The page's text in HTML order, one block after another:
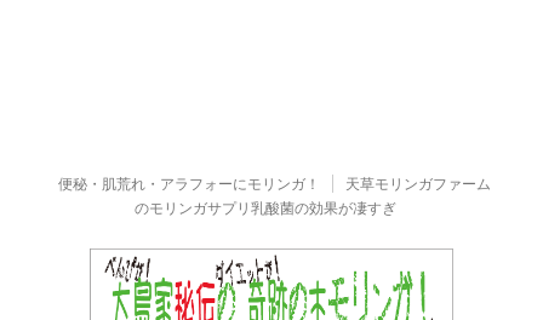
便秘・肌荒れ・アラフォーにモリンガ！
天草モリンガファーム
のモリンガサプリ乳酸菌の効果が凄すぎ